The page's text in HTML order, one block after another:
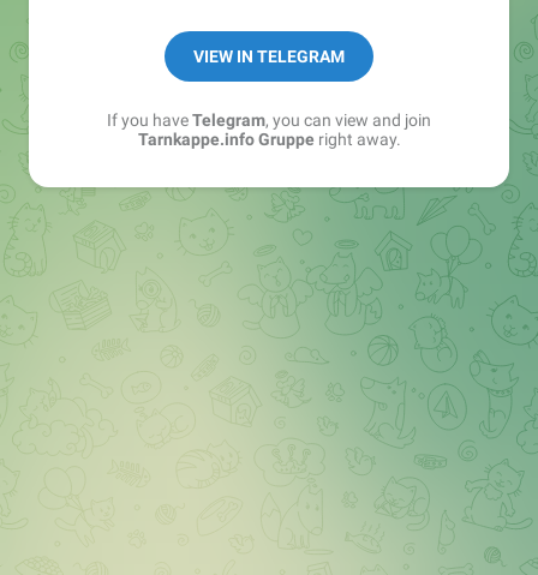
Best of:@bestoftarnkappe
Kochen: https://t.me/+WSW5F1VcmhliMjk6
VIEW IN TELEGRAM
If you haveTelegram, you can view and join
Tarnkappe.info Grupperight away.